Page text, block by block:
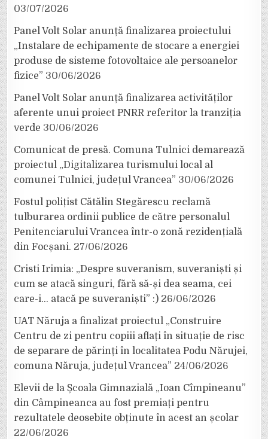
03/07/2026
Panel Volt Solar anunță finalizarea proiectului
„Instalare de echipamente de stocare a energiei
produse de sisteme fotovoltaice ale persoanelor
fizice” 30/06/2026
Panel Volt Solar anunță finalizarea activităților
aferente unui proiect PNRR referitor la tranziția
verde 30/06/2026
Comunicat de presă. Comuna Tulnici demarează
proiectul „Digitalizarea turismului local al
comunei Tulnici, județul Vrancea” 30/06/2026
Fostul polițist Cătălin Stegărescu reclamă
tulburarea ordinii publice de către personalul
Penitenciarului Vrancea într-o zonă rezidențială
din Focșani. 27/06/2026
Cristi Irimia: „Despre suveranism, suveraniști și
cum se atacă singuri, fără să-și dea seama, cei
care-i… atacă pe suveraniști” :) 26/06/2026
UAT Năruja a finalizat proiectul „Construire
Centru de zi pentru copiii aflați în situație de risc
de separare de părinți în localitatea Podu Nărujei,
comuna Năruja, județul Vrancea” 24/06/2026
Elevii de la Școala Gimnazială „Ioan Cîmpineanu”
din Câmpineanca au fost premiați pentru
rezultatele deosebite obținute în acest an școlar
22/06/2026